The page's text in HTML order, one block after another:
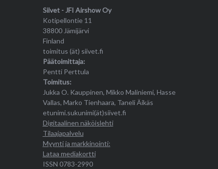
Siivet - JFI Airshow Oy
Kotipellontie 11
38800 Jämijärvi
Finland
toimitus (ät) siivet.fi
Päätoimittaja:
Pentti Perttula
Toimitus:
Jukka O. Kauppinen, Mikko Maliniemi, Hasse
Vallas, Marko Tienhaara, Taneli Äikäs
etunimi.sukunimi(ät)siivet.fi
Digitaalinen näköislehti
Tilaajapalvelu
Myynti ja markkinointi:
Lataa mediakortti
ISSN 0783-2990